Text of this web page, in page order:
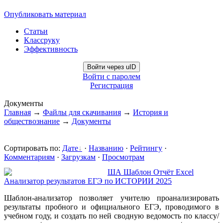
Опубликовать материал
Статьи
Классруку
Эффективность
Войти через uID
Войти с паролем
Регистрация
Документы
Главная → Файлы для скачивания → История и
обществознание → Документы
Сортировать по: Дате · Названию · Рейтингу ·
Комментариям · Загрузкам · Просмотрам
ША Шаблон Отчёт Excel
Анализатор результатов ЕГЭ по ИСТОРИИ 2025
Шаблон-анализатор позволяет учителю проанализировать
результаты пробного и официального ЕГЭ, проводимого в
учебном году, и создать по ней сводную ведомость по классу/